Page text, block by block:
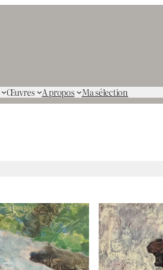
Œuvres A propos Ma sélection